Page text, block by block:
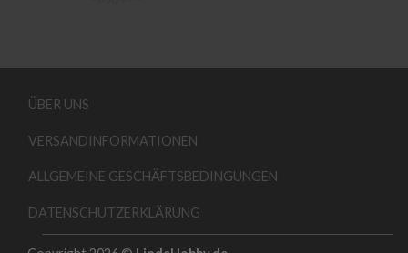
ÜBER UNS
VERSANDINFORMATIONEN
ALLGEMEINE GESCHÄFTSBEDINGUNGEN
DATENSCHUTZERKLÄRUNG